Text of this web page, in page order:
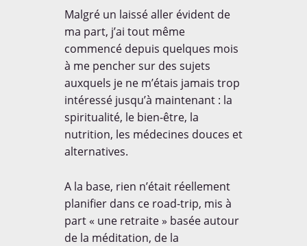
Malgré un laissé aller évident de
ma part, j’ai tout même
commencé depuis quelques mois
à me pencher sur des sujets
auxquels je ne m’étais jamais trop
intéressé jusqu’à maintenant : la
spiritualité, le bien-être, la
nutrition, les médecines douces et
alternatives.
A la base, rien n’était réellement
planifier dans ce road-trip, mis à
part « une retraite » basée autour
de la méditation, de la